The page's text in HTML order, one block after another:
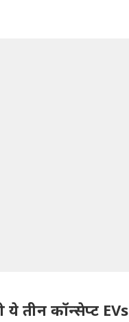
ये तीन कॉन्सेप्ट EVs